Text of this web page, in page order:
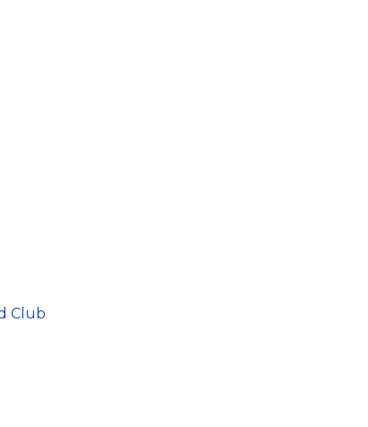
Club